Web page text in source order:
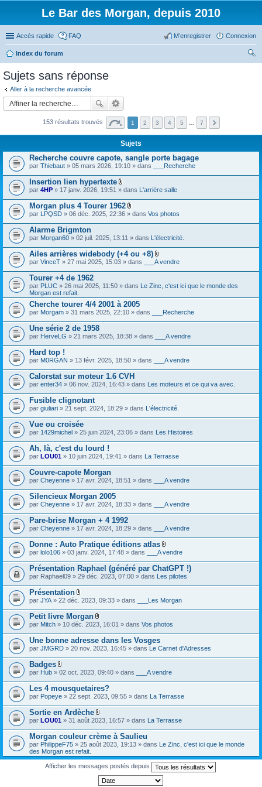
Le Bar des Morgan, depuis 2010
Accès rapide FAQ Connexion
M’enregistrer
Index du forum
Sujets sans réponse
Aller à la recherche avancée
153 résultats trouvés 1 2 3 4 5 7
Sujets
Recherche couvre capote, sangle porte bagage
par Thiebaut » 05 mars 2026, 19:10 » dans ___Recherche
Insertion lien hypertexte
F
c
h
i
e
(
)
o
i
s
)
par 4HP » 17 janv. 2026, 19:51 » dans L'arrière salle
Morgan plus 4 Tourer 1962
F
c
i
e
r
(
o
i
n
t
s
par LPQSD » 06 déc. 2025, 22:36 » dans Vos photos
Alarme Brigmton
par Morgan60 » 02 juil. 2025, 13:11 » dans L'électricité.
Ailes arrières widebody (+4 ou +8)
F
c
i
s
)
i
(
s
par VinceT » 27 mai 2025, 15:03 » dans ___A vendre
Tourer +4 de 1962
par PLUC » 26 mai 2025, 11:50 » dans Le Zinc, c'est ici que le monde des
Morgan est refait.
Cherche tourer 4/4 2001 à 2005
par Morgam » 31 mars 2025, 22:10 » dans ___Recherche
Une série 2 de 1958
par HerveLG » 21 mars 2025, 18:38 » dans ___A vendre
Hard top !
par M0RGAN » 13 févr. 2025, 18:50 » dans ___A vendre
Calorstat sur moteur 1.6 CVH
par enter34 » 06 nov. 2024, 16:43 » dans Les moteurs et ce qui va avec.
Fusible clignotant
par giuliari » 21 sept. 2024, 18:29 » dans L'électricité.
Vue ou croisée
par 1429michel » 25 juin 2024, 23:06 » dans Les Histoires
Ah, là, c'est du lourd !
par LOU01 » 10 juin 2024, 19:41 » dans La Terrasse
Couvre-capote Morgan
par Cheyenne » 17 avr. 2024, 18:51 » dans ___A vendre
Silencieux Morgan 2005
par Cheyenne » 17 avr. 2024, 18:33 » dans ___A vendre
Pare-brise Morgan + 4 1992
par Cheyenne » 17 avr. 2024, 18:29 » dans ___A vendre
Donne : Auto Pratique éditions atlas
F
c
h
i
e
(
o
i
t
)
par lolo106 » 03 janv. 2024, 17:48 » dans ___A vendre
Présentation Raphael (généré par ChatGPT !)
par Raphael09 » 29 déc. 2023, 07:00 » dans Les pilotes
Présentation
F
c
h
i
e
r
(
j
o
i
n
t
s
)
par JYA » 22 déc. 2023, 09:33 » dans ___Les Morgan
Petit livre Morgan
i
c
h
i
e
(
)
j
o
i
n
t
s
)
par Mitch » 10 déc. 2023, 16:01 » dans Vos photos
Une bonne adresse dans les Vosges
par JMGRD » 20 nov. 2023, 16:45 » dans Le Carnet d'Adresses
Badges
F
c
h
e
(
)
j
o
i
n
t
par Hub » 02 oct. 2023, 09:40 » dans ___A vendre
Les 4 mousquetaires?
par Popeye » 22 sept. 2023, 09:55 » dans La Terrasse
Sortie en Ardèche
F
c
h
i
r
(
s
)
par LOU01 » 31 août 2023, 16:57 » dans La Terrasse
Morgan couleur crème à Saulieu
par PhilippeF75 » 25 août 2023, 19:13 » dans Le Zinc, c'est ici que le monde
des Morgan est refait.
Afficher les messages postés depuis